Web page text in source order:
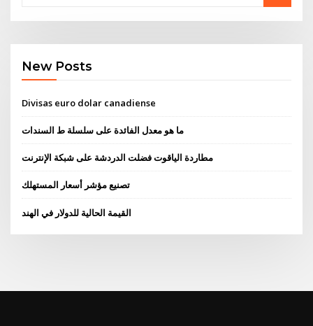
New Posts
Divisas euro dolar canadiense
ما هو معدل الفائدة على سلسلة ط السندات
مطاردة الياقوت فضلت الدردشة على شبكة الإنترنت
تصنيع مؤشر أسعار المستهلك
القيمة الحالية للدولار في الهند